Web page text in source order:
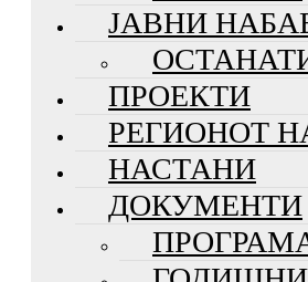
ЈАВНИ
ПРОЕКТИ
РЕГИОНОТ
НАСТАНИ
ДОКУМЕНТИ